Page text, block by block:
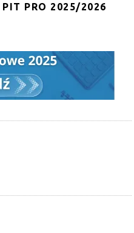
PIT PRO 2025/2026